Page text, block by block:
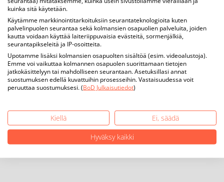
kuinka sitä käytetään.
Käytämme markkinointitarkoituksiin seurantateknologioita kuten
palvelinpuolen seurantaa sekä kolmansien osapuolien palveluita, joiden
kautta voidaan käyttää laiteriippuvaisia evästeitä, sormenjälkiä,
seurantapikseleitä ja IP-osoitteita.
Upotamme lisäksi kolmansien osapuolten sisältöä (esim. videoalustoja).
Emme voi vaikuttaa kolmannen osapuolen suorittamaan tietojen
jatkokäsittelyyn tai mahdolliseen seurantaan. Asetuksillasi annat
suostumuksen edellä kuvattuihin prosesseihin. Vastaisuudessa voit
peruuttaa suostumuksesi. (BoD Julkaisutiedot)
Kiellä
Ei, säädä
Hyväksy kaikki